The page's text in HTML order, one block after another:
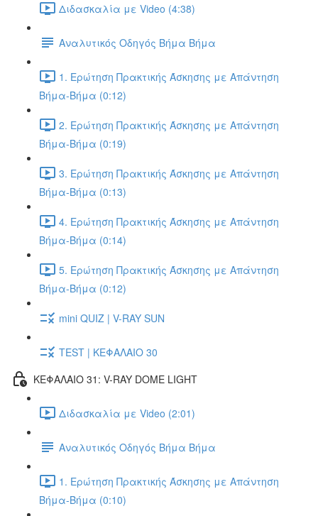
Διδασκαλία με Video (4:38)
Αναλυτικός Οδηγός Βήμα Βήμα
1. Ερώτηση Πρακτικής Άσκησης με Απάντηση
Βήμα-Βήμα (0:12)
2. Ερώτηση Πρακτικής Άσκησης με Απάντηση
Βήμα-Βήμα (0:19)
3. Ερώτηση Πρακτικής Άσκησης με Απάντηση
Βήμα-Βήμα (0:13)
4. Ερώτηση Πρακτικής Άσκησης με Απάντηση
Βήμα-Βήμα (0:14)
5. Ερώτηση Πρακτικής Άσκησης με Απάντηση
Βήμα-Βήμα (0:12)
mini QUIZ | V-RAY SUN
TEST | ΚΕΦΑΛΑΙΟ 30
ΚΕΦΑΛΑΙΟ 31: V-RAY DOME LIGHT
Διδασκαλία με Video (2:01)
Αναλυτικός Οδηγός Βήμα Βήμα
1. Ερώτηση Πρακτικής Άσκησης με Απάντηση
Βήμα-Βήμα (0:10)